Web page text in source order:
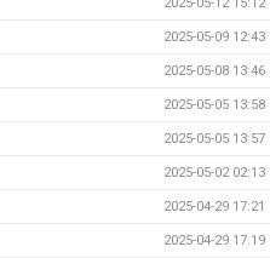
2025-05-12 15:12
2025-05-09 12:43
2025-05-08 13:46
2025-05-05 13:58
2025-05-05 13:57
2025-05-02 02:13
2025-04-29 17:21
2025-04-29 17:19